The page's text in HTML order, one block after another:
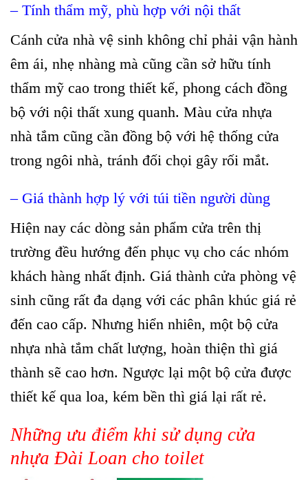
– Tính thẩm mỹ, phù hợp với nội thất
Cánh cửa nhà vệ sinh không chỉ phải vận hành
êm ái, nhẹ nhàng mà cũng cần sở hữu tính
thẩm mỹ cao trong thiết kế, phong cách đồng
bộ với nội thất xung quanh. Màu cửa nhựa
nhà tắm cũng cần đồng bộ với hệ thống cửa
trong ngôi nhà, tránh đối chọi gây rối mắt.
– Giá thành hợp lý với túi tiền người dùng
Hiện nay các dòng sản phẩm cửa trên thị
trường đều hướng đến phục vụ cho các nhóm
khách hàng nhất định. Giá thành cửa phòng vệ
sinh cũng rất đa dạng với các phân khúc giá rẻ
đến cao cấp. Nhưng hiển nhiên, một bộ cửa
nhựa nhà tắm chất lượng, hoàn thiện thì giá
thành sẽ cao hơn. Ngược lại một bộ cửa được
thiết kế qua loa, kém bền thì giá lại rất rẻ.
Những ưu điểm khi sử dụng cửa
nhựa Đài Loan cho toilet